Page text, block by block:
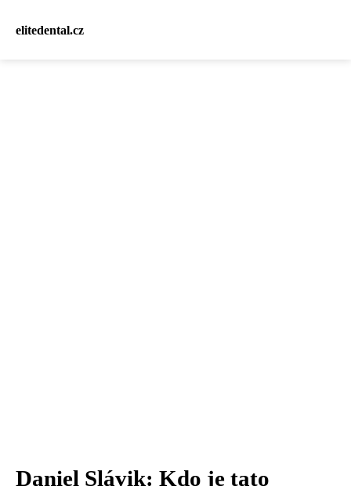
elitedental.cz
Daniel Slávik: Kdo je tato